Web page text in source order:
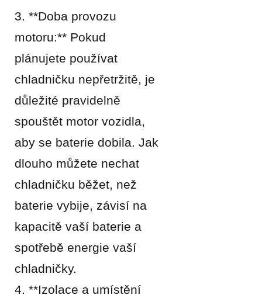
3. **Doba provozu
motoru:** Pokud
plánujete používat
chladničku nepřetržitě, je
důležité pravidelně
spouštět motor vozidla,
aby se baterie dobila. Jak
dlouho můžete nechat
chladničku běžet, než
baterie vybije, závisí na
kapacitě vaší baterie a
spotřebě energie vaší
chladničky.
4. **Izolace a umístění